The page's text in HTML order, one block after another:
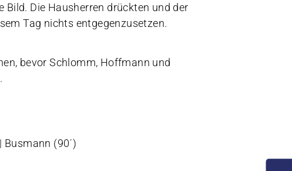
Bild. Die Hausherren drückten und der
Tag nichts entgegenzusetzen.
bevor Schlomm, Hoffmann und
Busmann (90´)